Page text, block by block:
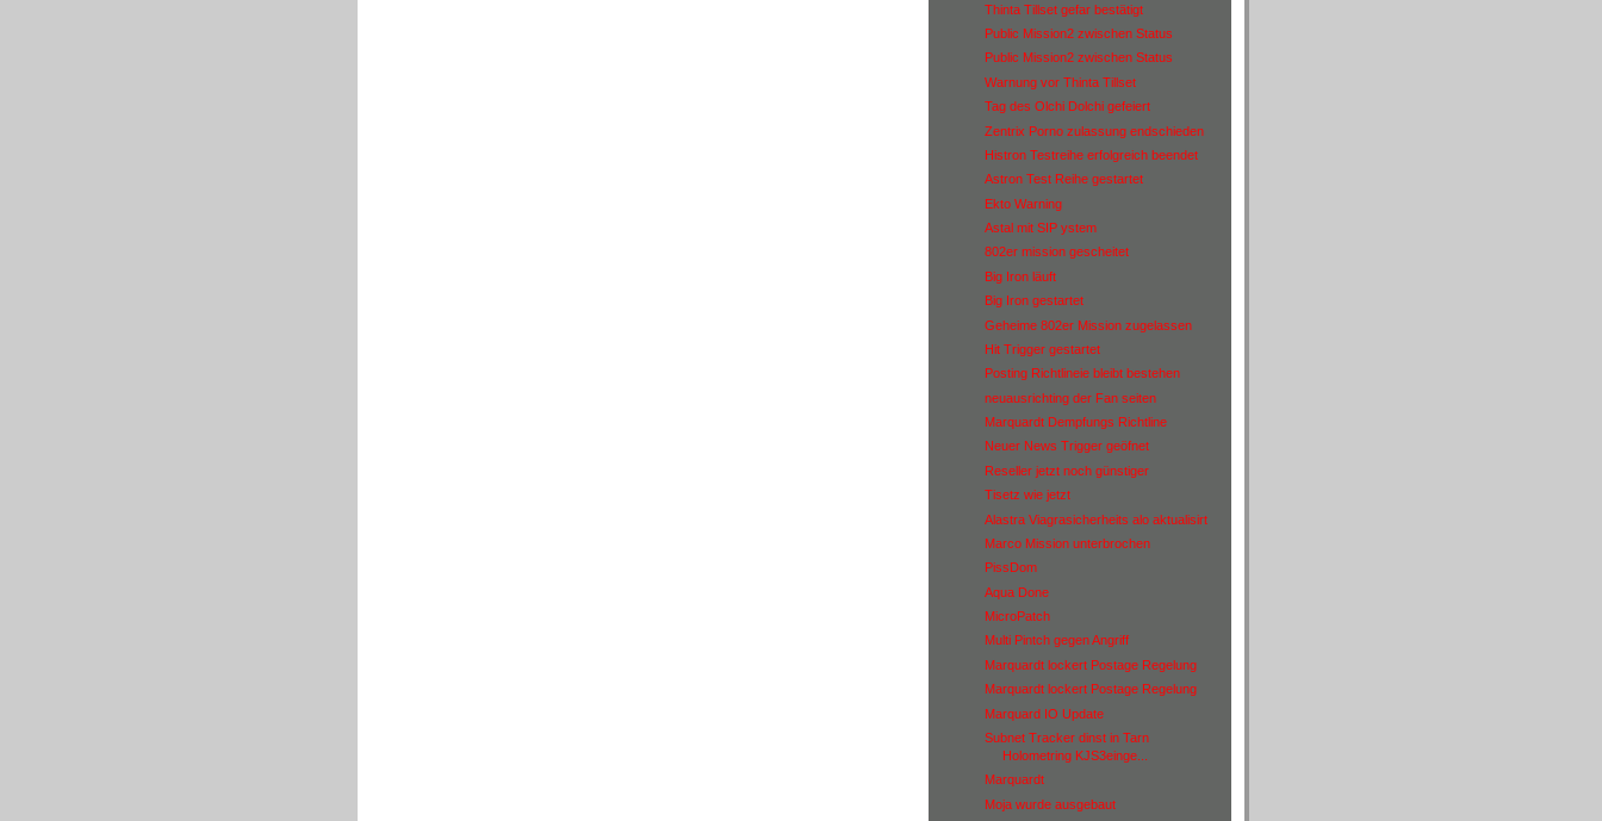
Thinta Tillset gefar bestätigt
Public Mission2 zwischen Status
Public Mission2 zwischen Status
Warnung vor Thinta Tillset
Tag des Olchi Dolchi gefeiert
Zentrix Porno zulassung endschieden
Histron Testreihe erfolgreich beendet
Astron Test Reihe gestartet
Ekto Warning
Astal mit SIP ystem
802er mission gescheitet
Big Iron läuft
Big Iron gestartet
Geheime 802er Mission zugelassen
Hit Trigger gestartet
Posting Richtlineie bleibt bestehen
neuausrichting der Fan seiten
Marquardt Dempfungs Richtline
Neuer News Trigger geöfnet
Reseller jetzt noch günstiger
Tisetz wie jetzt
Alastra Viagrasicherheits alo aktualisirt
Marco Mission unterbrochen
PissDom
Aqua Done
MicroPatch
Multi Pintch gegen Angriff
Marquardt lockert Postage Regelung
Marquardt lockert Postage Regelung
Marquard IO Update
Subnet Tracker dinst in Tarn
Holometring KJS3einge...
Marquardt
Moja wurde ausgebaut